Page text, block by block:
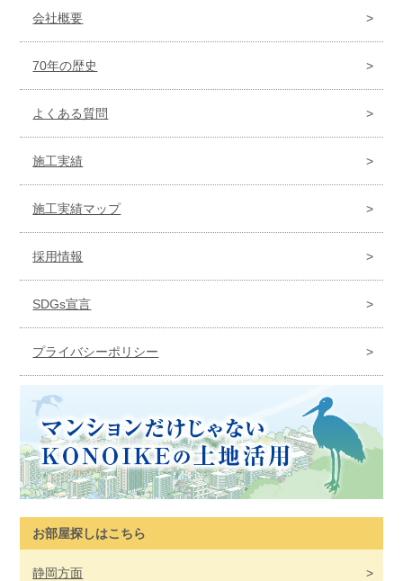
会社概要
70年の歴史
よくある質問
施工実績
施工実績マップ
採用情報
SDGs宣言
プライバシーポリシー
お部屋探しはこちら
静岡方面